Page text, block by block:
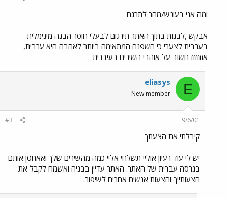
ומה אני בעונש/מהר לתרגם
אבקש ,לבנות בתוך האתר תירגום לבעלי חוסר הבנה מינימלית
בערבית לצערי כי השפנה המתאימה ביותר לאהבה היא ערבית,
אזזזזזז חשוב על אוהבי השירים בעיברית
E
eliasys
New member
9/6/01
#3
קיבלתי את הצעתך
יש לי עוד רעיון אוליי תשלחי אליי כמה מהשירים שלך ואאחסן אותם
בגרסה עברית של האתר. האתר עדיין בבניה ואשמח לקבל את
הצעותייך והצעות אנשים אחרים לשיפור.